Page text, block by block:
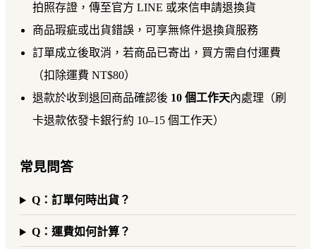
拍照存證，傳至官方 LINE 或來信申請退換貨
商品瑕疵或出貨錯誤，可享無條件退換貨服務
訂單成立後取消，若商品已寄出，買方需自付運費
（扣除運費 NT$80）
退款於收到退回商品確認後 10 個工作天內處理（刷
卡退款依發卡銀行約 10–15 個工作天）
常見問答
Q：訂單何時出貨？
Q：運費如何計算？